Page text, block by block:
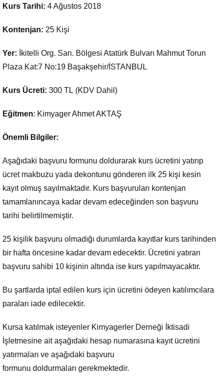
Kurs Tarihi: 4 Ağustos 2018
Kontenjan: 25 Kişi
Yer: İkitelli Org. San. Bölgesi Atatürk Bulvarı Mahmut Torun
Plaza Kat:7 No:19 Başakşehir/İSTANBUL
Kurs Ücreti: 300 TL (KDV Dahil)
Eğitmen: Kimyager Ahmet AKTAŞ
Önemli Bilgiler:
Aşağıdaki başvuru formunu doldurarak kurs ücretini yatırıp
ücret makbuzu yada dekontunu gönderen ilk 25 kişi kesin
kayıt olmuş sayılmaktadır. Kurs başvuruları kontenjan
tamamlanıncaya kadar devam edeceğinden son başvuru
tarihi belirtilmemiştir.
25 kişilik başvuru olmadığı durumlarda kayıtlar kurs tarihinden
bir hafta öncesine kadar devam edecektir. Ücretini yatıran
başvuru sahibi 10 kişinin altında ise kurs yapılmayacaktır.
Bu şartlarda iptal edilen kurs için ücretini ödeyen katılımcılara
paraları iade edilecektir.
Kursa katılmak isteyenler Kimyagerler Derneği İktisadi
İşletmesine ait aşağıdaki hesap numarasına kayıt ücretini
yatırmaları ve aşağıdaki başvuru
formunu doldurmaları gerekmektedir.